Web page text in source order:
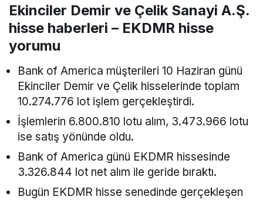
Ekinciler Demir ve Çelik Sanayi A.Ş.
hisse haberleri – EKDMR hisse
yorumu
Bank of America müşterileri 10 Haziran günü
Ekinciler Demir ve Çelik hisselerinde toplam
10.274.776 lot işlem gerçekleştirdi.
İşlemlerin 6.800.810 lotu alım, 3.473.966 lotu
ise satış yönünde oldu.
Bank of America günü EKDMR hissesinde
3.326.844 lot net alım ile geride bıraktı.
Bugün EKDMR hisse senedinde gerçekleşen